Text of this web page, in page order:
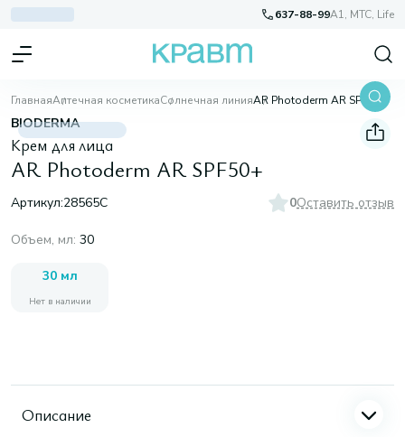
637-88-99A1, МТС, Life
ГлавнаяАптечная косметикаСолнечная линияAR Photoderm AR SPF50+
BIODERMA
Крем для лица
AR Photoderm AR SPF50+
Артикул:28565C 0Оставить отзыв
Объем, мл: 30
30 мл
Нет в наличии
Описание